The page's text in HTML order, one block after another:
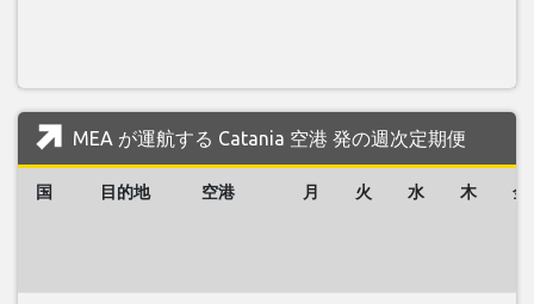
MEA が運航する Catania 空港 発の週次定期便
国 目的地 空港 月 火 水 木 金